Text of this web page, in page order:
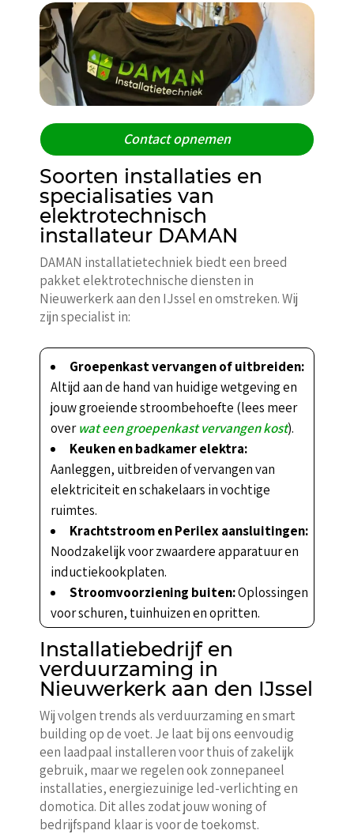
Contact opnemen
Soorten installaties en
specialisaties van
elektrotechnisch
installateur DAMAN
DAMAN installatietechniek biedt een breed
pakket elektrotechnische diensten in
Nieuwerkerk aan den IJssel en omstreken. Wij
zijn specialist in:
Groepenkast vervangen of uitbreiden:
Altijd aan de hand van huidige wetgeving en
jouw groeiende stroombehoefte (lees meer
overwat een groepenkast vervangen kost).
Keuken en badkamer elektra:
Aanleggen, uitbreiden of vervangen van
elektriciteit en schakelaars in vochtige
ruimtes.
Krachtstroom en Perilex aansluitingen:
Noodzakelijk voor zwaardere apparatuur en
inductiekookplaten.
Stroomvoorziening buiten:Oplossingen
voor schuren, tuinhuizen en opritten.
Installatiebedrijf en
verduurzaming in
Nieuwerkerk aan den IJssel
Wij volgen trends als verduurzaming en smart
building op de voet. Je laat bij ons eenvoudig
een laadpaal installeren voor thuis of zakelijk
gebruik, maar we regelen ook zonnepaneel
installaties, energiezuinige led-verlichting en
domotica. Dit alles zodat jouw woning of
bedrijfspand klaar is voor de toekomst.